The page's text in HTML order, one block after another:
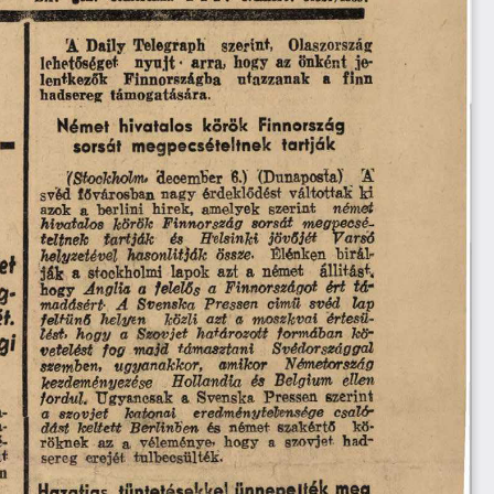
-
elnöke  sajtónyilatkozatában
rA Daily Telegraph szerint, Olaszország
lehetősége* nyújt • arra,  hogy  az önként  je­
lentkezők
Finnországba utazzanak
a  finn
hadsereg  támogatására.
Német  hivatalos  körök  Finnország
sorsát  megpecsételnek  tartják
'(Stockholm
  december  6.)  (Dnnaposta)
A
svéd  fővárosban nagy  érdeklődést  váltottak  ki
azok  a  berlini  hirek,  amelyek  szerint
német
hivatalos  körök  Finnország  sorsát  megpecsé-
teltnek  tartják  és  H'elsinki  jövőjét  Varsó
helyzetével  hasonlítják  össze■
Élénken  bírák
ják  a  stockholmi  lapok  azt  a  német
állítást,
hogy Anglia  a  felelős  a  Finnországot  ért  tá­
madásért-  A  Svenska  Pressén  cimü  svéd  lap
feltűnő  helyen  közli  azt  a  moszkvai  értesü­lést
* hogy  a  Szovjet  határozott  formában  kö­
vetelést  fog  majd  támasztani  Svédországgal
szembeni  ugyanakkor,  amikor  Németország
kezdeményezése
Hollandia  és  Belgium  ellen
fordul.
  Ugyancsak  a  Svenska  Pressén  szerint
a  szovjet  katonai  eredménytelensége  csaló­dást  keltett
  és  német  szakértő
kö­röknek  az  a,
sereg  erejét  túlbecsülték.